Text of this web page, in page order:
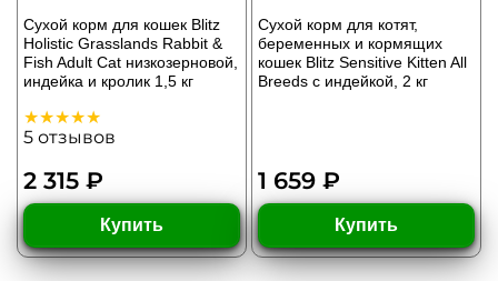
Сухой корм для кошек Blitz
Holistic Grasslands Rabbit &
Fish Adult Cat низкозерновой,
индейка и кролик 1,5 кг
5 отзывов
2 315 ₽
Купить
Сухой корм для котят,
беременных и кормящих
кошек Blitz Sensitive Kitten All
Breeds с индейкой, 2 кг
1 659 ₽
Купить